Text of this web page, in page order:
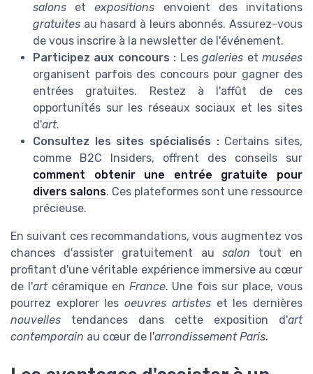
salons etexpositions envoient des invitations
gratuites au hasard à leurs abonnés. Assurez-vous
de vous inscrire à la newsletter de l'événement.
Participez aux concours : Lesgaleries etmusées
organisent parfois des concours pour gagner des
entrées gratuites. Restez à l'affût de ces
opportunités sur les réseaux sociaux et les sites
d'art.
Consultez les sites spécialisés :Certains sites,
comme B2C Insiders, offrent des conseils sur
comment obtenir une entrée gratuite pour
divers salons. Ces plateformes sont une ressource
précieuse.
En suivant ces recommandations, vous augmentez vos
chances d'assister gratuitement au salon tout en
profitant d'une véritable expérience immersive au cœur
de l'artcéramique en France. Une fois sur place, vous
pourrez explorer lesoeuvres artisteset les dernières
nouvelles tendances dans cette exposition d'art
contemporain au cœur de l'arrondissement Paris.